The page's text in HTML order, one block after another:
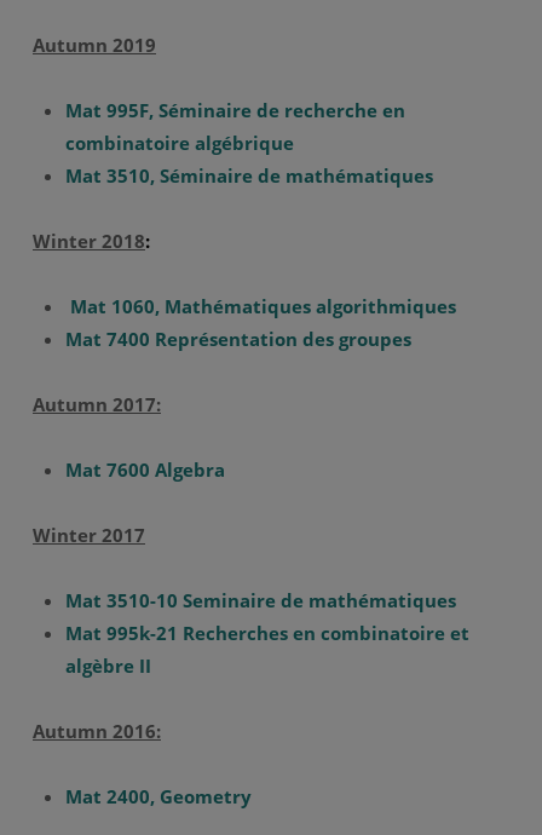
Autumn 2019
Mat 995F, Séminaire de recherche en
combinatoire algébrique
Mat 3510, Séminaire de mathématiques
Winter 2018:
Mat 1060, Mathématiques algorithmiques
Mat 7400 Représentation des groupes
Autumn 2017:
Mat 7600 Algebra
Winter 2017
Mat 3510-10 Seminaire de mathématiques
Mat 995k-21 Recherches en combinatoire et
algèbre II
Autumn 2016:
Mat 2400, Geometry